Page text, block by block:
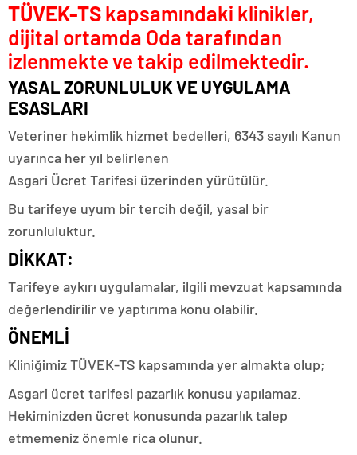
TÜVEK-TSkapsamındaki klinikler,
dijital ortamda Oda tarafından
izlenmekte ve takip edilmektedir.
YASAL ZORUNLULUK VE UYGULAMA
ESASLARI
Veteriner hekimlik hizmet bedelleri, 6343 sayılı Kanun
uyarınca her yıl belirlenen
Asgari Ücret Tarifesi üzerinden yürütülür.
Bu tarifeye uyum bir tercih değil, yasal bir
zorunluluktur.
DİKKAT:
Tarifeye aykırı uygulamalar, ilgili mevzuat kapsamında
değerlendirilir ve yaptırıma konu olabilir.
ÖNEMLİ
Kliniğimiz TÜVEK-TS kapsamında yer almakta olup;
Asgari ücret tarifesi pazarlık konusu yapılamaz.
Hekiminizden ücret konusunda pazarlık talep
etmemeniz önemle rica olunur.